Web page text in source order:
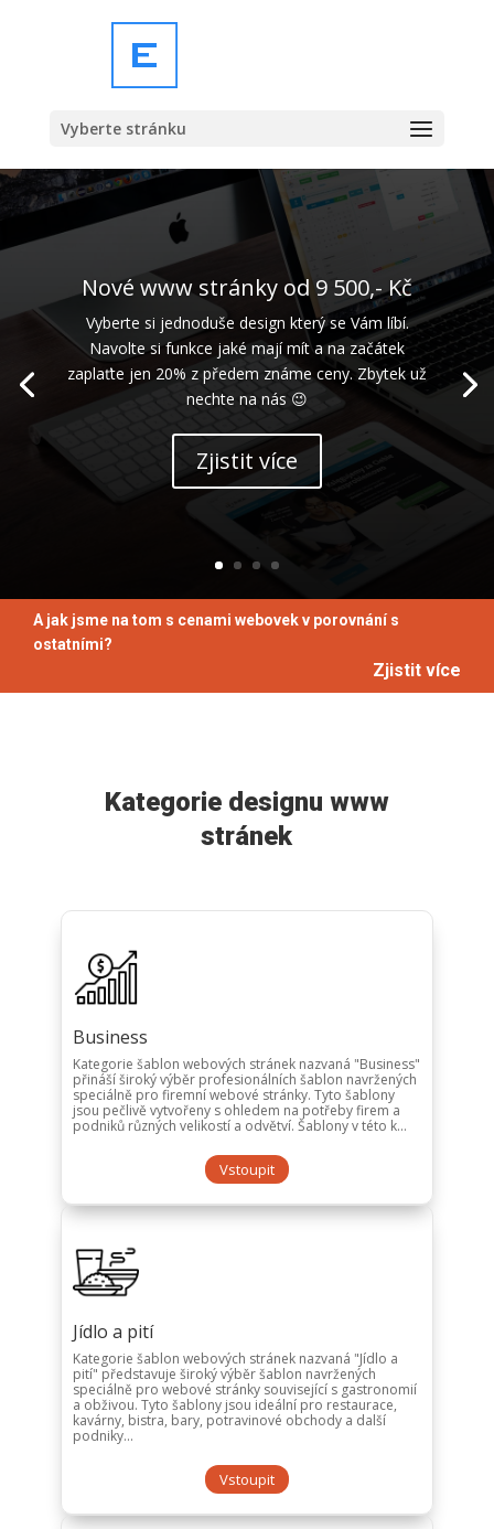
Vyberte stránku
Nové www stránky od 9 500,- Kč
Vyberte si jednoduše design který se Vám líbí.
Navolte si funkce jaké mají mít a na začátek
zaplaťte jen 20% z předem známe ceny. Zbytek už
nechte na nás 😉
Zjistit více
A jak jsme na tom s cenami webovek v porovnání s
ostatními?
Zjistit více
Kategorie designu www
stránek
Business
Kategorie šablon webových stránek nazvaná "Business"
přináší široký výběr profesionálních šablon navržených
speciálně pro firemní webové stránky. Tyto šablony
jsou pečlivě vytvořeny s ohledem na potřeby firem a
podniků různých velikostí a odvětví. Šablony v této k...
Vstoupit
Jídlo a pití
Kategorie šablon webových stránek nazvaná "Jídlo a
pití" představuje široký výběr šablon navržených
speciálně pro webové stránky související s gastronomií
a obživou. Tyto šablony jsou ideální pro restaurace,
kavárny, bistra, bary, potravinové obchody a další
podniky...
Vstoupit